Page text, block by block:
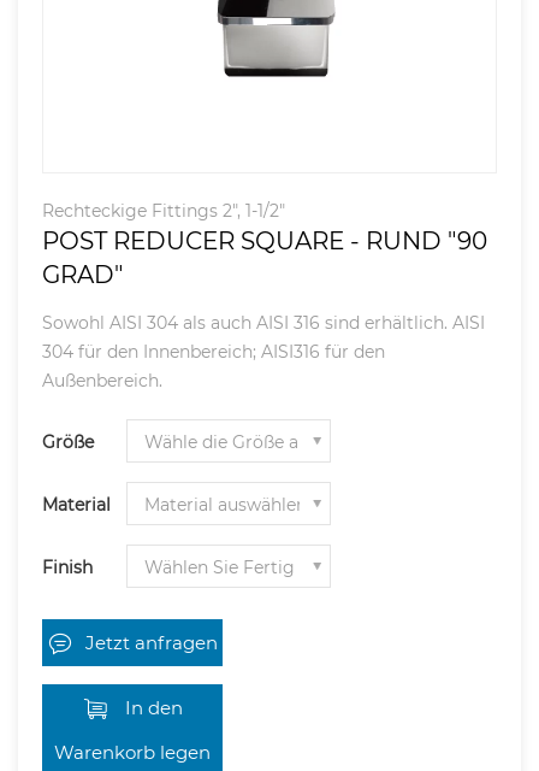
Rechteckige Fittings 2", 1-1/2"
POST REDUCER SQUARE - RUND "90
GRAD"
Sowohl AISI 304 als auch AISI 316 sind erhältlich. AISI
304 für den Innenbereich; AISI316 für den
Außenbereich.
Größe
Material
Finish
Jetzt anfragen
In den
Warenkorb legen